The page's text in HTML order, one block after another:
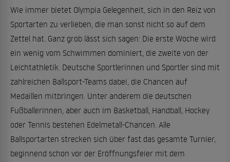
Wie immer bietet Olympia Gelegenheit, sich in den Reiz von
Sportarten zu verlieben, die man sonst nicht so auf dem
Zettel hat. Ganz grob lässt sich sagen: Die erste Woche wird
ein wenig vom Schwimmen dominiert, die zweite von der
Leichtathletik. Deutsche Sportlerinnen und Sportler sind mit
zahlreichen Ballsport-Teams dabei, die Chancen auf
Medaillen mitbringen. Unter anderem die deutschen
Fußballerinnen, aber auch im Basketball, Handball, Hockey
oder Tennis bestehen Edelmetall-Chancen. Alle
Ballsportarten strecken sich über fast das gesamte Turnier,
beginnend schon vor der Eröffnungsfeier mit dem